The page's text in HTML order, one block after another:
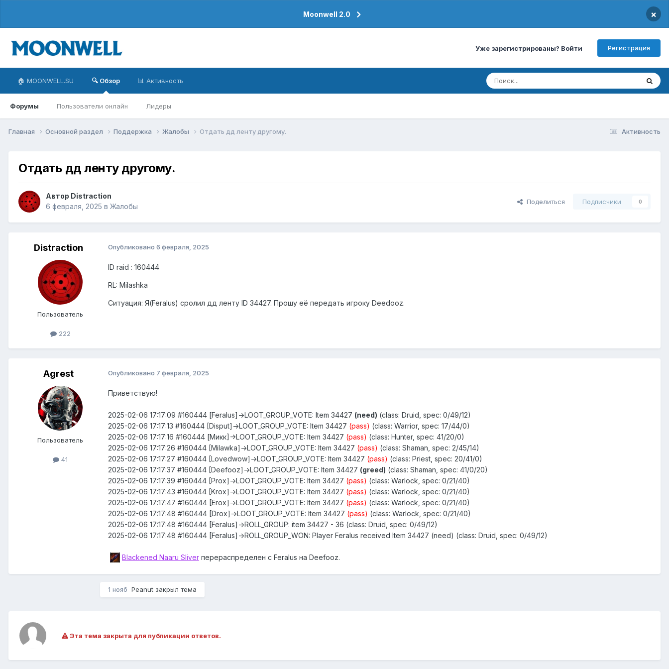
Moonwell 2.0 ×
Уже зарегистрированы? Войти Регистрация
🏠 MOONWELL.SU 🔍 Обзор
Форумы Пользователи онлайн Лидеры
📊 Активность
Активность
Главная Основной раздел Поддержка Жалобы Отдать дд ленту другому.
Отдать дд ленту другому.
Автор Distraction
6 февраля, 2025 в Жалобы
Поделиться Подписчики 0
Distraction
Пользователь
222
Опубликовано 6 февраля, 2025
ID raid : 160444
RL: Milashka
Ситуация: Я(Feralus) сролил дд ленту ID 34427. Прошу её передать игроку Deedooz.
Agrest
Пользователь
41
Опубликовано 7 февраля, 2025
Приветствую!
2025-02-06 17:17:09 #160444 [Feralus]->LOOT_GROUP_VOTE: Item 34427 (need) (class: Druid, spec: 0/49/12)
2025-02-06 17:17:13 #160444 [Disput]->LOOT_GROUP_VOTE: Item 34427 (pass) (class: Warrior, spec: 17/44/0)
2025-02-06 17:17:16 #160444 [Микк]->LOOT_GROUP_VOTE: Item 34427 (pass) (class: Hunter, spec: 41/20/0)
2025-02-06 17:17:26 #160444 [Milawka]->LOOT_GROUP_VOTE: Item 34427 (pass) (class: Shaman, spec: 2/45/14)
2025-02-06 17:17:27 #160444 [Lovedwow]->LOOT_GROUP_VOTE: Item 34427 (pass) (class: Priest, spec: 20/41/0)
2025-02-06 17:17:37 #160444 [Deefooz]->LOOT_GROUP_VOTE: Item 34427 (greed) (class: Shaman, spec: 41/0/20)
2025-02-06 17:17:39 #160444 [Prox]->LOOT_GROUP_VOTE: Item 34427 (pass) (class: Warlock, spec: 0/21/40)
2025-02-06 17:17:43 #160444 [Krox]->LOOT_GROUP_VOTE: Item 34427 (pass) (class: Warlock, spec: 0/21/40)
2025-02-06 17:17:47 #160444 [Erox]->LOOT_GROUP_VOTE: Item 34427 (pass) (class: Warlock, spec: 0/21/40)
2025-02-06 17:17:48 #160444 [Drox]->LOOT_GROUP_VOTE: Item 34427 (pass) (class: Warlock, spec: 0/21/40)
2025-02-06 17:17:48 #160444 [Feralus]->ROLL_GROUP: item 34427 - 36 (class: Druid, spec: 0/49/12)
2025-02-06 17:17:48 #160444 [Feralus]->ROLL_GROUP_WON: Player Feralus received Item 34427 (need) (class: Druid, spec: 0/49/12)
Blackened Naaru Sliver перераспределен с Feralus на Deefooz.
1 нояб Peanut закрыл тема
Эта тема закрыта для публикации ответов.